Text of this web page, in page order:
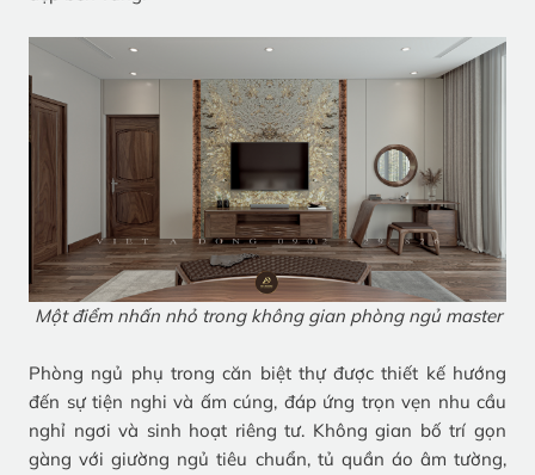
Một điểm nhấn nhỏ trong không gian phòng ngủ master
Phòng ngủ phụ trong căn biệt thự được thiết kế hướng
đến sự tiện nghi và ấm cúng, đáp ứng trọn vẹn nhu cầu
nghỉ ngơi và sinh hoạt riêng tư. Không gian bố trí gọn
gàng với giường ngủ tiêu chuẩn, tủ quần áo âm tường,